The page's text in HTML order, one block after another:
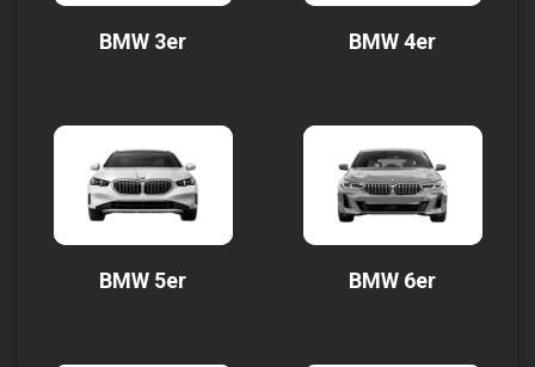
BMW 3er BMW 4er
BMW 5er BMW 6er